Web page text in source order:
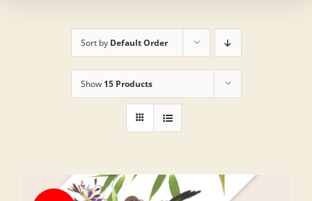
Sort by Default Order
Show 15 Products